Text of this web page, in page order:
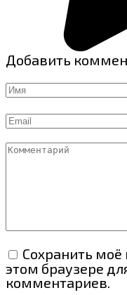
Добавить
Имя
Email
Комментарий
Сохранить моё
этом браузере
комментариев.